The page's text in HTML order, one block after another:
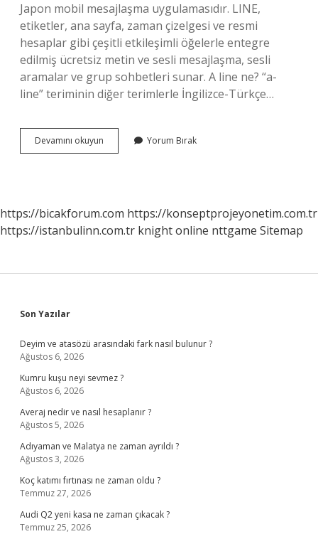
Japon mobil mesajlaşma uygulamasıdır. LINE,
etiketler, ana sayfa, zaman çizelgesi ve resmi
hesaplar gibi çeşitli etkileşimli öğelerle entegre
edilmiş ücretsiz metin ve sesli mesajlaşma, sesli
aramalar ve grup sohbetleri sunar. A line ne? “a-
line” teriminin diğer terimlerle İngilizce-Türkçe…
Devamını okuyun
Line
Yorum Bırak
https://bicakforum.com https://konseptprojeyonetim.com.tr
https://istanbulinn.com.tr knight online nttgame Sitemap
Sidebar
Son Yazılar
Deyim ve atasözü arasındaki fark nasıl bulunur ?
Ağustos 6, 2026
Kumru kuşu neyi sevmez ?
Ağustos 6, 2026
Averaj nedir ve nasıl hesaplanır ?
Ağustos 5, 2026
Adıyaman ve Malatya ne zaman ayrıldı ?
Ağustos 3, 2026
Koç katımı fırtınası ne zaman oldu ?
Temmuz 27, 2026
Audi Q2 yeni kasa ne zaman çıkacak ?
Temmuz 25, 2026